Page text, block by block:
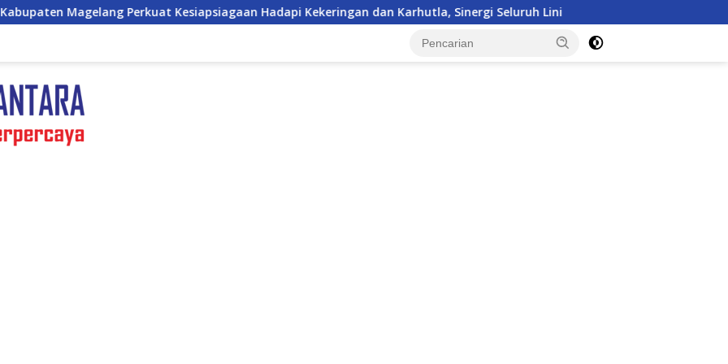
Kesiapsiagaan Hadapi Kekeringan dan Karhutla, Sinergi Seluruh Lini Kepulangan Satgas Kizi TNI Kontingen